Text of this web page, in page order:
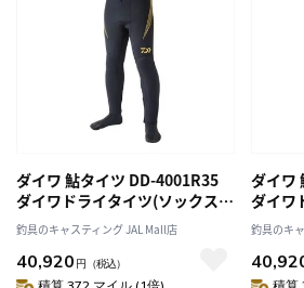
ダイワ 鮎タイツ DD-4001R35
ダイワドライタイツ(ソックス先
丸) ブラック LLA
釣具のキャスティング JAL Mall店
40,920 円 （税込）
ダイワ
ダイワ
丸) ブ
釣具のキ